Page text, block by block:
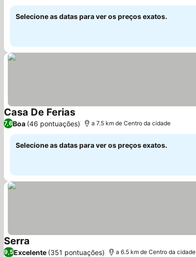
Selecione as datas para ver os preços exatos.
Casa De FeriasVer preços
7,6Boa (46 pontuações) a 7.5 km de Centro da cidade
Selecione as datas para ver os preços exatos.
Serra
9,5Excelente (351 pontuações) a 6.5 km de Centro da cidade